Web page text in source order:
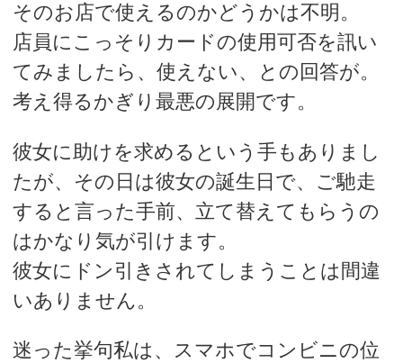
そのお店で使えるのかどうかは不明。
店員にこっそりカードの使用可否を訊い
てみましたら、使えない、との回答が。
考え得るかぎり最悪の展開です。
彼女に助けを求めるという手もありまし
たが、その日は彼女の誕生日で、ご馳走
すると言った手前、立て替えてもらうの
はかなり気が引けます。
彼女にドン引きされてしまうことは間違
いありません。
迷った挙句私は、スマホでコンビニの位